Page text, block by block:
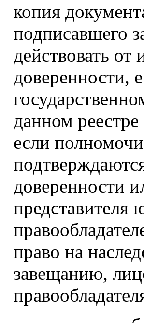
копия
подписавшего
действовать
доверенности,
данном
если
доверенности
представителя
право на
завещанию,